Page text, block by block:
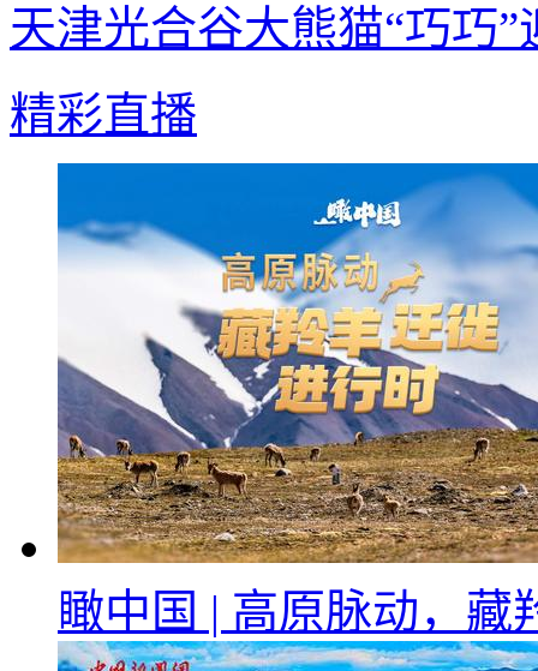
天津光合谷大熊猫“巧巧”
精彩直播
瞰中国 | 高原脉动，藏